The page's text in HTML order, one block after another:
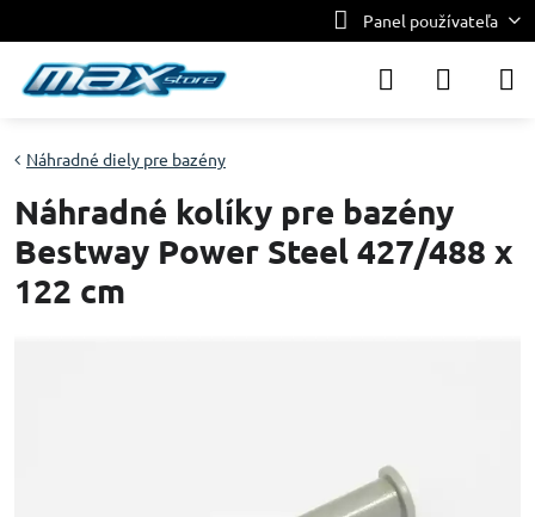
Panel používateľa
Náhradné diely pre bazény
Náhradné kolíky pre bazény
Bestway Power Steel 427/488 x
122 cm